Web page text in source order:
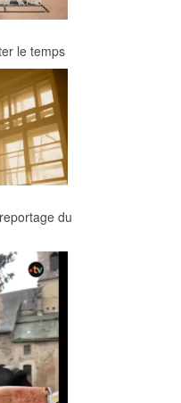
le temps
du